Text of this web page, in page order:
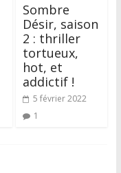
Sombre
Désir, saison
2 : thriller
tortueux,
hot, et
addictif !
5 février 2022
1